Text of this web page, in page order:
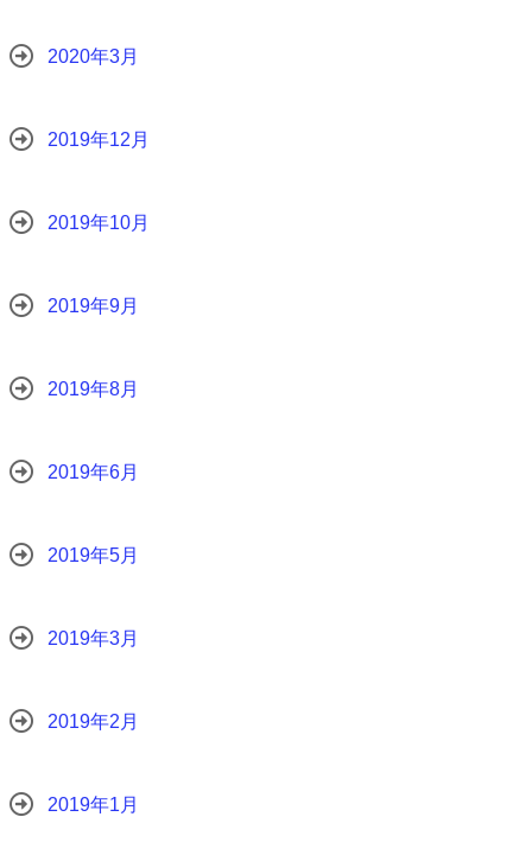
2020年3月
2019年12月
2019年10月
2019年9月
2019年8月
2019年6月
2019年5月
2019年3月
2019年2月
2019年1月